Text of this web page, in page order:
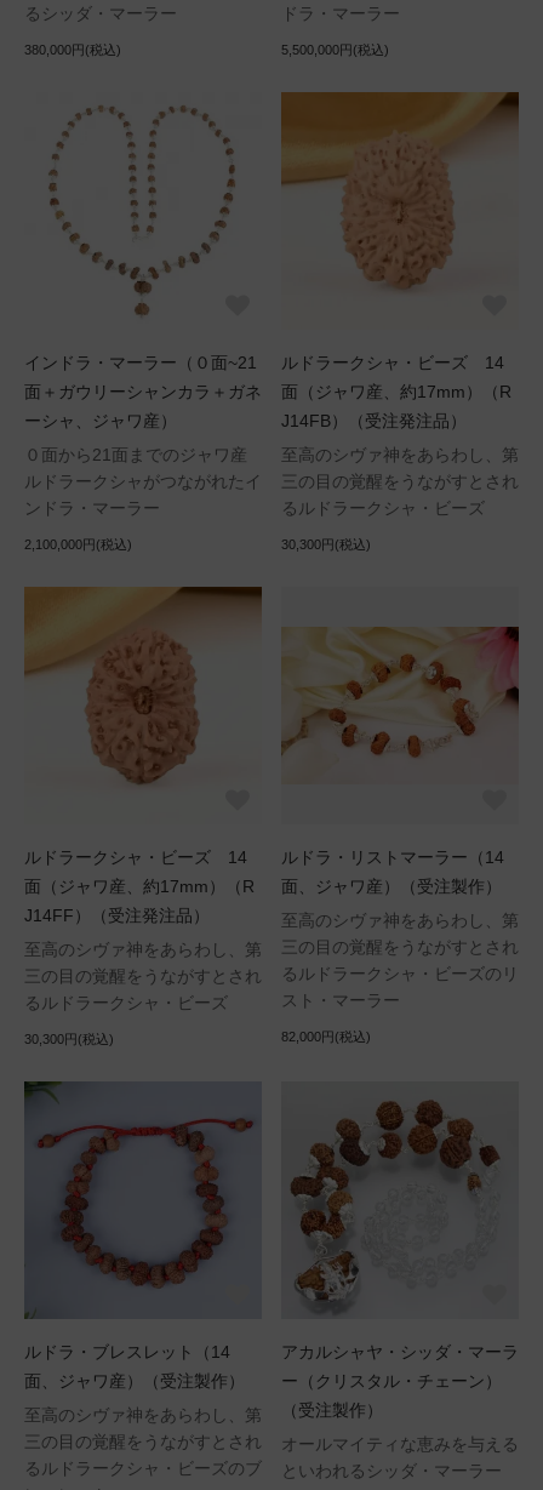
るシッダ・マーラー
380,000円(税込)
ドラ・マーラー
5,500,000円(税込)
インドラ・マーラー（０面~21
面＋ガウリーシャンカラ＋ガネ
ーシャ、ジャワ産）
０面から21面までのジャワ産
ルドラークシャがつながれたイ
ンドラ・マーラー
2,100,000円(税込)
ルドラークシャ・ビーズ 14
面（ジャワ産、約17mm）（R
J14FB）（受注発注品）
至高のシヴァ神をあらわし、第
三の目の覚醒をうながすとされ
るルドラークシャ・ビーズ
30,300円(税込)
ルドラークシャ・ビーズ 14
面（ジャワ産、約17mm）（R
J14FF）（受注発注品）
至高のシヴァ神をあらわし、第
三の目の覚醒をうながすとされ
るルドラークシャ・ビーズ
30,300円(税込)
ルドラ・リストマーラー（14
面、ジャワ産）（受注製作）
至高のシヴァ神をあらわし、第
三の目の覚醒をうながすとされ
るルドラークシャ・ビーズのリ
スト・マーラー
82,000円(税込)
ルドラ・ブレスレット（14
面、ジャワ産）（受注製作）
至高のシヴァ神をあらわし、第
三の目の覚醒をうながすとされ
るルドラークシャ・ビーズのブ
アカルシャヤ・シッダ・マーラ
ー（クリスタル・チェーン）
（受注製作）
オールマイティな恵みを与える
といわれるシッダ・マーラー